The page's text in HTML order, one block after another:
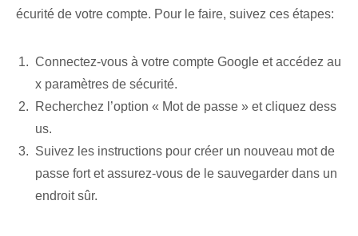
écurité de votre compte. Pour le faire, suivez ces étapes:
Connectez-vous à votre compte Google et accédez au
x paramètres de sécurité.
Recherchez l’option « Mot de passe » et cliquez dess
us.
Suivez les instructions pour créer un nouveau mot de
passe fort et assurez-vous de le sauvegarder dans un
endroit sûr.